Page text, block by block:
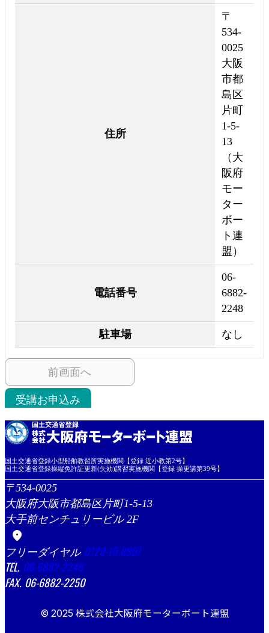
住所
〒
534-
0025
大阪
市都
島区
片町
1-5-
13
（大
阪府
モー
ター
ボー
ト連
盟）
電話番号
06-
6882-
2248
駐車場 なし
前画面へ
受講お申込み
国土交通省登録小型船舶教習所実施機関【登録 近小教第2号】
国土交通省登録操縦免許証更新(失効)講習実施機関【登録 操更講第39号】
534-0025
大阪府大阪市都島区片町1-5-13
大手前センチュリービル 2F
location_on
0120-10-8907
06-6882-2248
06-6882-2250
© 2025 株式会社大阪府モーターボート連盟